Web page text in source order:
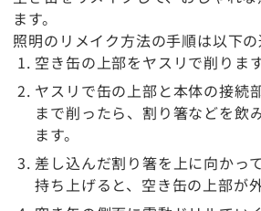
ます。
照明のリメイク方法の手順は以下の
空き缶の上部をヤスリで削ります
ヤスリで缶の上部と本体の接続
まで削ったら、割り箸などを飲
ます。
差し込んだ割り箸を上に向かっ
持ち上げると、空き缶の上部が外